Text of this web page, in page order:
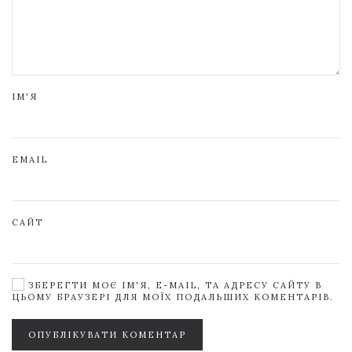
ІМ'Я
EMAIL
САЙТ
ЗБЕРЕГТИ МОЄ ІМ'Я, E-MAIL, ТА АДРЕСУ САЙТУ В
ЦЬОМУ БРАУЗЕРІ ДЛЯ МОЇХ ПОДАЛЬШИХ КОМЕНТАРІВ.
ОПУБЛІКУВАТИ КОМЕНТАР